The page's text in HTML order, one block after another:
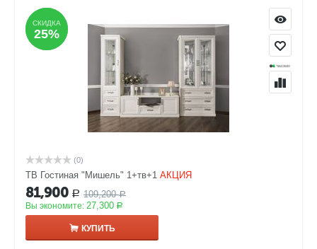
СКИДКА
25%
СКИДКА
25%
(0)
ТВ Гостиная "Мишель" 1+тв+1 АКЦИЯ
81,900 Р 109,200 Р
Вы экономите: 27,300 Р
КУПИТЬ